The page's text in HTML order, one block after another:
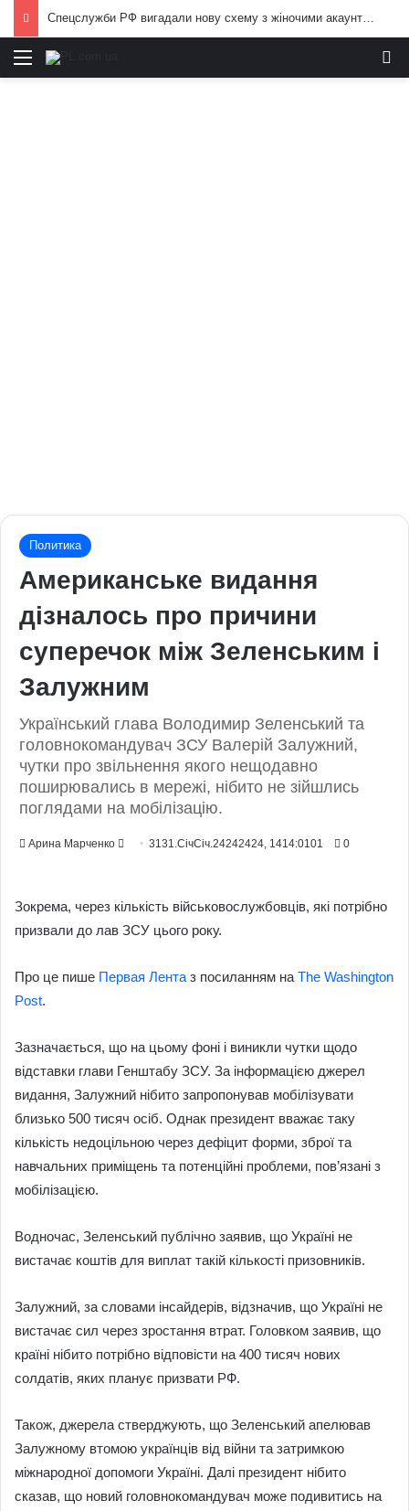
Спецслужби РФ вигадали нову схему з жіночими акаунтами в Україні: як виманюють військових
Меню
Политика
Американське видання
дізналось про причини
суперечок між Зеленським і
Залужним
Український глава Володимир Зеленський та
головнокомандувач ЗСУ Валерій Залужний,
чутки про звільнення якого нещодавно
поширювались в мережі, нібито не зійшлись
поглядами на мобілізацію.
Арина Марченко
Send3131.СічСіч.24242424, 1414:0101 0
Зокрема, через кількість військовослужбовців, які потрібно
призвали до лав ЗСУ цього року.
Про це пише Первая Лента з посиланням на The Washington
Post.
Зазначається, що на цьому фоні і виникли чутки щодо
відставки глави Генштабу ЗСУ. За інформацією джерел
видання, Залужний нібито запропонував мобілізувати
близько 500 тисяч осіб. Однак президент вважає таку
кількість недоцільною через дефіцит форми, зброї та
навчальних приміщень та потенційні проблеми, пов’язані з
мобілізацією.
Водночас, Зеленський публічно заявив, що Україні не
вистачає коштів для виплат такій кількості призовників.
Залужний, за словами інсайдерів, відзначив, що Україні не
вистачає сил через зростання втрат. Головком заявив, що
країні нібито потрібно відповісти на 400 тисяч нових
солдатів, яких планує призвати РФ.
Також, джерела стверджують, що Зеленський апелював
Залужному втомою українців від війни та затримкою
міжнародної допомоги Україні. Далі президент нібито
сказав, що новий головнокомандувач може подивитись на